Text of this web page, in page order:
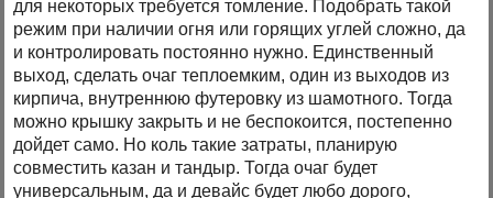
для некоторых требуется томление. Подобрать такой
режим при наличии огня или горящих углей сложно, да
и контролировать постоянно нужно. Единственный
выход, сделать очаг теплоемким, один из выходов из
кирпича, внутреннюю футеровку из шамотного. Тогда
можно крышку закрыть и не беспокоится, постепенно
дойдет само. Но коль такие затраты, планирую
совместить казан и тандыр. Тогда очаг будет
универсальным, да и девайс будет любо дорого,